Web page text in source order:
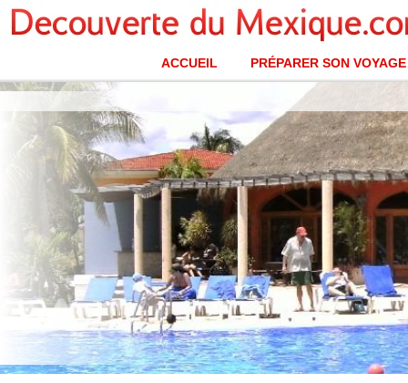
ACCUEIL PRÉPARER SON VOYAGE
Playa del Carmen